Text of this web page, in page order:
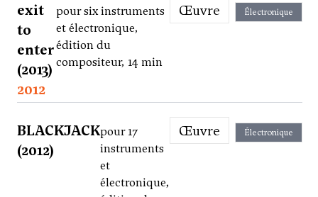
exit
to
enter
(2013)
pour six instruments
et électronique,
édition du
compositeur, 14 min
Œuvre Électronique
2012
BLACKJACK
(2012)
pour 17
instruments
et
électronique,
Œuvre Électronique